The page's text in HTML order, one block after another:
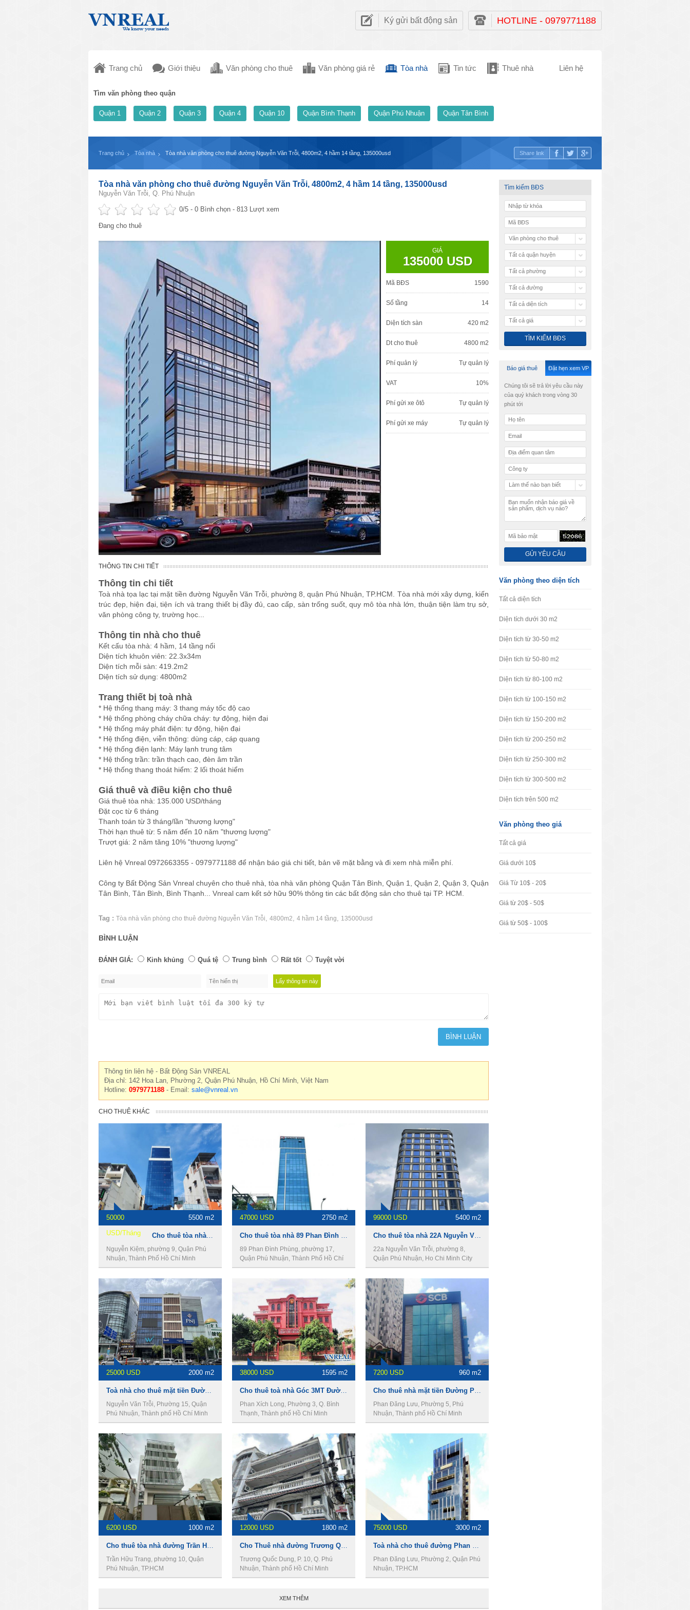
Ký gửi bất động sản HOTLINE - 0979771188
Trang chủ Giới thiệu Văn phòng cho thuê Văn phòng giá rẻ Tòa nhà Tin tức Thuê nhà Liên hệ
Tìm văn phòng theo quận
Quận 1 Quận 2 Quận 3 Quận 4 Quận 10 Quận Bình Thạnh Quận Phú Nhuận Quận Tân Bình
Trang chủ Tòa nhà Tòa nhà văn phòng cho thuê đường Nguyễn Văn Trỗi, 4800m2, 4 hầm 14 tầng, 135000usd Share link
Tòa nhà văn phòng cho thuê đường Nguyễn Văn Trỗi, 4800m2, 4 hầm 14 tầng, 135000usd
Nguyễn Văn Trỗi, Q. Phú Nhuận
0/5 - 0 Bình chọn - 813 Lượt xem
Đang cho thuê
GIÁ
135000 USD
Mã BĐS 1590
Số tầng 14
Diện tích sàn 420 m2
Dt cho thuê 4800 m2
Phí quản lý Tự quản lý
VAT 10%
Phí gửi xe ôtô Tự quản lý
Phí gửi xe máy Tự quản lý
THÔNG TIN CHI TIẾT
Thông tin chi tiết
Toà nhà tọa lạc tại mặt tiền đường Nguyễn Văn Trỗi, phường 8, quận Phú Nhuận, TP.HCM. Tòa nhà mới xây dựng, kiến
trúc đẹp, hiện đại, tiện ích và trang thiết bị đầy đủ, cao cấp, sàn trống suốt, quy mô tòa nhà lớn, thuận tiện làm trụ sở,
văn phòng công ty, trường học...
Thông tin nhà cho thuê
Kết cấu tòa nhà: 4 hầm, 14 tầng nổi
Diện tích khuôn viên: 22.3x34m
Diện tích mỗi sàn: 419.2m2
Diện tích sử dụng: 4800m2
Trang thiết bị toà nhà
* Hệ thống thang máy: 3 thang máy tốc độ cao
* Hệ thống phòng cháy chữa cháy: tự động, hiện đại
* Hệ thống máy phát điện: tự động, hiện đại
* Hệ thống điện, viễn thông: dùng cáp, cáp quang
* Hệ thống điện lạnh: Máy lạnh trung tâm
* Hệ thống trần: trần thạch cao, đèn âm trần
* Hệ thống thang thoát hiểm: 2 lối thoát hiểm
Giá thuê và điều kiện cho thuê
Giá thuê tòa nhà: 135.000 USD/tháng
Đặt cọc từ 6 tháng
Thanh toán từ 3 tháng/lần "thương lượng"
Thời hạn thuê từ: 5 năm đến 10 năm "thương lượng"
Trượt giá: 2 năm tăng 10% "thương lượng"
Liên hệ Vnreal 0972663355 - 0979771188 để nhận báo giá chi tiết, bản vẽ mặt bằng và đi xem nhà miễn phí.
Công ty Bất Động Sản Vnreal chuyên cho thuê nhà, tòa nhà văn phòng Quận Tân Bình, Quận 1, Quận 2, Quận 3, Quận
Tân Bình, Tân Bình, Bình Thạnh... Vnreal cam kết sở hữu 90% thông tin các bất động sản cho thuê tại TP. HCM.
Tag : Tòa nhà văn phòng cho thuê đường Nguyễn Văn Trỗi 4800m2 4 hầm 14 tầng 135000usd
BÌNH LUẬN
ĐÁNH GIÁ: Kinh khủng Quá tệ Trung bình Rất tốt Tuyệt vời
Thông tin liên hệ - Bất Động Sản VNREAL
Địa chỉ: 142 Hoa Lan, Phường 2, Quận Phú Nhuận, Hồ Chí Minh, Việt Nam
Hotline: 0979771188 - Email: sale@vnreal.vn
CHO THUÊ KHÁC
50000
USD/Tháng
5500 m2
Cho thuê tòa nhà 497 Nguyễn Kiệm, Phú Nhuận, 16x50m, 2 hầm, 12 lầu, 5500m2.
Nguyễn Kiệm, phường 9, Quận Phú
Nhuận, Thành Phố Hồ Chí Minh
47000 USD 2750 m2
89 Phan Đình Phùng, phường 17,
Quận Phú Nhuận, Thành Phố Hồ Chí
Minh
99000 USD 5400 m2
22a Nguyễn Văn Trỗi, phường 8,
Quận Phú Nhuận, Ho Chi Minh City
25000 USD 2000 m2
Toà nhà cho thuê mặt tiền Đường Nguyễn Văn Trỗi, DT 10 x 30m, 1 hầm 8 lầu, Giá 25000usd
Nguyễn Văn Trỗi, Phường 15, Quận
Phú Nhuận, Thành phố Hồ Chí Minh
38000 USD 1595 m2
Cho thuê toà nhà Góc 3MT Đường Phan Xích Long, DT 38 x 26m, 4 lầu, Giá 38000usd
Phan Xích Long, Phường 3, Q. Bình
Thạnh, Thành phố Hồ Chí Minh
7200 USD 960 m2
Phan Đăng Lưu, Phường 5, Phú
Nhuận, Thành phố Hồ Chí Minh
6200 USD 1000 m2
Trần Hữu Trang, phường 10, Quận
Phú Nhuận, TP.HCM
12000 USD 1800 m2
Trương Quốc Dung, P. 10, Q. Phú
Nhuận, Thành phố Hồ Chí Minh
75000 USD 3000 m2
Phan Đăng Lưu, Phường 2, Quận Phú
Nhuận, TP.HCM
XEM THÊM
Tìm kiếm BĐS
Văn phòng cho thuê
Tất cả quận huyện
Tất cả phường
Tất cả đường
Tất cả diện tích
Tất cả giá
Báo giá thuê Đặt hẹn xem VP
Chúng tôi sẽ trả lời yêu cầu này
của quý khách trong vòng 30
phút tới
Làm thế nào bạn biết
Văn phòng theo diện tích
Tất cả diện tích
Diện tích dưới 30 m2
Diện tích từ 30-50 m2
Diện tích từ 50-80 m2
Diện tích từ 80-100 m2
Diện tích từ 100-150 m2
Diện tích từ 150-200 m2
Diện tích từ 200-250 m2
Diện tích từ 250-300 m2
Diện tích từ 300-500 m2
Diện tích trên 500 m2
Văn phòng theo giá
Tất cả giá
Giá dưới 10$
Giá Từ 10$ - 20$
Giá từ 20$ - 50$
Giá từ 50$ - 100$